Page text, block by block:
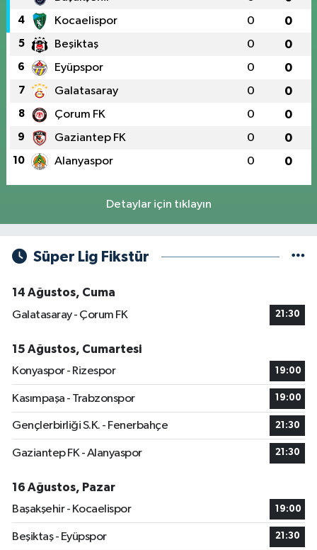
4 Kocaelispor 0 0
5 Beşiktaş 0 0
6 Eyüpspor 0 0
7 Galatasaray 0 0
8 Çorum FK 0 0
9 Gaziantep FK 0 0
10 Alanyaspor 0 0
Detaylar için tıklayın
Süper Lig Fikstür
14 Ağustos, Cuma
Galatasaray - Çorum FK
21:30
15 Ağustos, Cumartesi
Konyaspor - Rizespor
19:00
Kasımpaşa - Trabzonspor 19:00
Gençlerbirliği S.K. - Fenerbahçe 21:30
Gaziantep FK - Alanyaspor 21:30
16 Ağustos, Pazar
Başakşehir - Kocaelispor
19:00
Beşiktaş - Eyüpspor 21:30